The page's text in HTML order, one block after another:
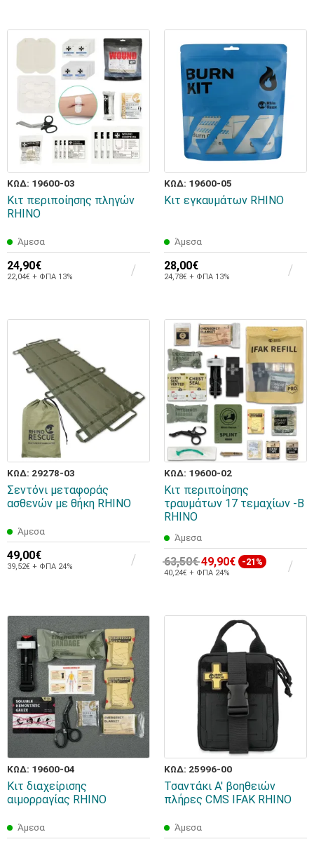
ΚΩΔ: 19600-03
Κιτ περιποίησης πληγών
RHINO
Άμεσα
24,90€
22,04€ + ΦΠΑ 13%
ΚΩΔ: 19600-05
Κιτ εγκαυμάτων RHINO
Άμεσα
28,00€
24,78€ + ΦΠΑ 13%
ΚΩΔ: 29278-03
Σεντόνι μεταφοράς
ασθενών με θήκη RHINO
Άμεσα
49,00€
39,52€ + ΦΠΑ 24%
ΚΩΔ: 19600-02
Κιτ περιποίησης
τραυμάτων 17 τεμαχίων -B
RHINO
Άμεσα
63,50€ 49,90€ -21%
40,24€ + ΦΠΑ 24%
ΚΩΔ: 19600-04
Κιτ διαχείρισης
αιμορραγίας RHINO
Άμεσα
ΚΩΔ: 25996-00
Τσαντάκι Α' βοηθειών
πλήρες CMS IFAK RHINO
Άμεσα